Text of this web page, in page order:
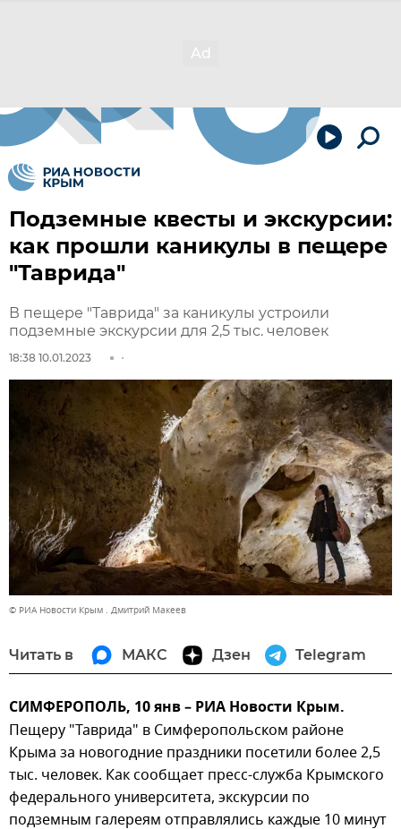
Подземные квесты и экскурсии:
как прошли каникулы в пещере
"Таврида"
В пещере "Таврида" за каникулы устроили
подземные экскурсии для 2,5 тыс. человек
18:38 10.01.2023
© РИА Новости Крым . Дмитрий Макеев
Читать в МАКС Дзен Telegram
СИМФЕРОПОЛЬ, 10 янв – РИА Новости Крым.
Пещеру "Таврида" в Симферопольском районе
Крыма за новогодние праздники посетили более 2,5
тыс. человек. Как сообщает пресс-служба Крымского
федерального университета, экскурсии по
подземным галереям отправлялись каждые 10 минут